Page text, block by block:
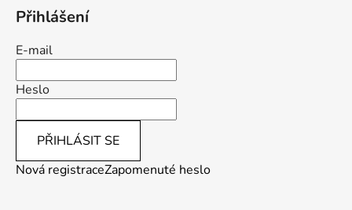
Přihlášení
E-mail
Heslo
PŘIHLÁSIT SE
Nová registraceZapomenuté heslo